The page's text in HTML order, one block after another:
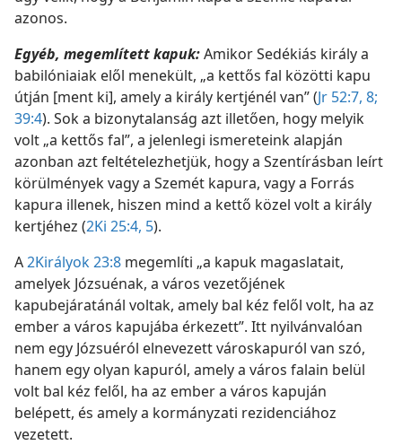
azonos.
Egyéb, megemlített kapuk:Amikor Sedékiás király a
babilóniaiak elől menekült, „a kettős fal közötti kapu
útján [ment ki], amely a király kertjénél van” (Jr 52:7, 8;
39:4). Sok a bizonytalanság azt illetően, hogy melyik
volt „a kettős fal”, a jelenlegi ismereteink alapján
azonban azt feltételezhetjük, hogy a Szentírásban leírt
körülmények vagy a Szemét kapura, vagy a Forrás
kapura illenek, hiszen mind a kettő közel volt a király
kertjéhez (2Ki 25:4, 5).
A2Királyok 23:8 megemlíti „a kapuk magaslatait,
amelyek Józsuénak, a város vezetőjének
kapubejáratánál voltak, amely bal kéz felől volt, ha az
ember a város kapujába érkezett”. Itt nyilvánvalóan
nem egy Józsuéról elnevezett városkapuról van szó,
hanem egy olyan kapuról, amely a város falain belül
volt bal kéz felől, ha az ember a város kapuján
belépett, és amely a kormányzati rezidenciához
vezetett.